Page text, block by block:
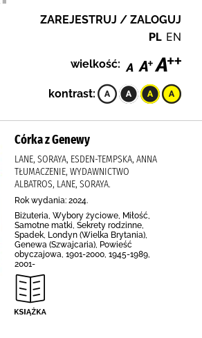
ZAREJESTRUJ / ZALOGUJ
PL EN
wielkość:
kontrast:
Córka z Genewy
LANE, SORAYA, ESDEN-TEMPSKA, ANNA
TŁUMACZENIE, WYDAWNICTWO
ALBATROS, LANE, SORAYA.
Rok wydania: 2024.
Biżuteria, Wybory życiowe, Miłość,
Samotne matki, Sekrety rodzinne,
Spadek, Londyn (Wielka Brytania),
Genewa (Szwajcaria), Powieść
obyczajowa, 1901-2000, 1945-1989,
2001-